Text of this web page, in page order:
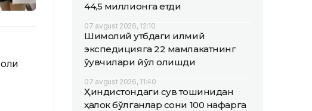
44,5 миллионга етди
07 avgust 2026, 12:10
Шимолий қутбдаги илмий
экспедицияга 22 мамлакатнинг
ўқувчилари йўл олишди
07 avgust 2026, 11:40
Ҳиндистондаги сув тошқинидан
ҳалок бўлганлар сони 100 нафарга